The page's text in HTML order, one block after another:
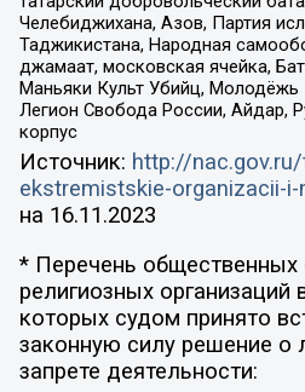
Челебиджихана, Азов, Партия
Таджикистана, Народная
джамаат, московская ячейка,
Маньяки Культ Убийц, Молодёжь
Легион Свобода России, Айдар,
корпус
Источник: http://
ekstremistskie-organizacii-i-
на 16.11.2023
* Перечень общественных
религиозных организаций
которых судом принято
законную силу решение о
запрете деятельности: